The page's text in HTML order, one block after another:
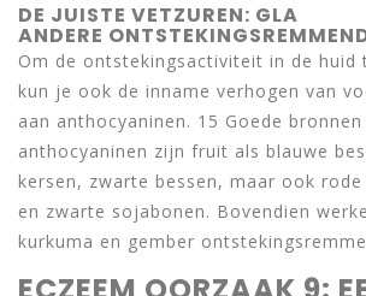
DE JUISTE VETZUREN: GLA
ANDERE
Om de ontstekingsactiviteit in de huid
kun je ook de inname verhogen van
aan anthocyaninen. 15 Goede bronnen
anthocyaninen zijn fruit als blauwe
kersen, zwarte bessen, maar ook
en zwarte sojabonen. Bovendien
kurkuma en gember